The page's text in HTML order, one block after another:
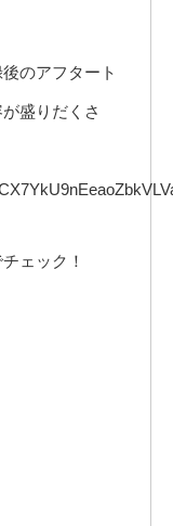
のアフタート
盛りだくさ
ェック！